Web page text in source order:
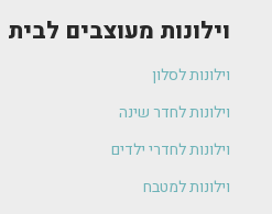
וילונות מעוצבים לבית
וילונות לסלון
וילונות לחדר שינה
וילונות לחדרי ילדים
וילונות למטבח